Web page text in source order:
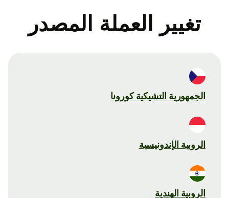
تغيير العملة المصدر
الجمهورية التشيكية كورونا
الروبية الإندونيسية
الروبية الهندية